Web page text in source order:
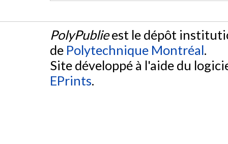
PolyPublieest le dépôt
de Polytechnique Montréal.
Site développé à l'aide du
EPrints.